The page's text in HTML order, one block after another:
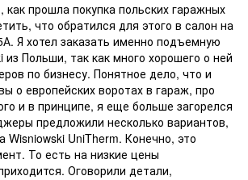
как прошла покупка польских гаражных
что обратился для этого в салон на
Я хотел заказать именно подъемную
из Польши, так как много хорошего о ней
по бизнесу. Понятное дело, что и
о европейских воротах в гараж, про
и в принципе, я еще больше загорелся
предложили несколько вариантов,
Wisniowski UniTherm. Конечно, это
То есть на низкие цены
Оговорили детали,